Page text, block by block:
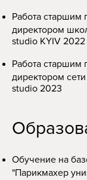
Работа старшим
директором
studio KYIV 2022
Работа старшим
директором
studio 2023
Обучение на
"Парикмахер